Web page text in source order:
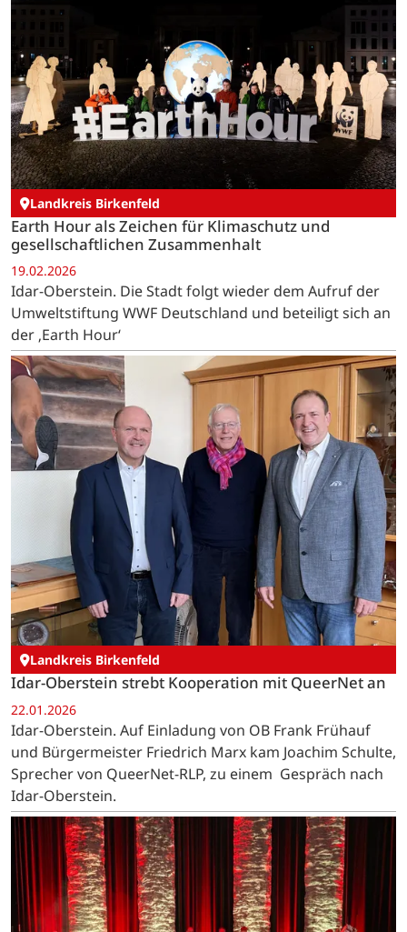
Landkreis Birkenfeld
Earth Hour als Zeichen für Klimaschutz und
gesellschaftlichen Zusammenhalt
19.02.2026
Idar-Oberstein. Die Stadt folgt wieder dem Aufruf der
Umweltstiftung WWF Deutschland und beteiligt sich an
der ‚Earth Hour‘
Landkreis Birkenfeld
Idar-Oberstein strebt Kooperation mit QueerNet an
22.01.2026
Idar-Oberstein. Auf Einladung von OB Frank Frühauf
und Bürgermeister Friedrich Marx kam Joachim Schulte,
Sprecher von QueerNet-RLP, zu einem Gespräch nach
Idar-Oberstein.